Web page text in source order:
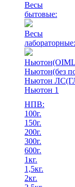
Весы
бытовые:
Весы
лабораторные:
Ньютон(без
Ньютон
Ньютон 1
НПВ:
100г.
150г.
200г.
300г.
600г.
1кг.
1,5кг.
2кг.